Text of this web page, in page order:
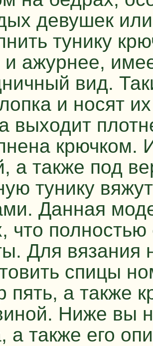
девушек
тунику
и ажурнее,
вид.
и носят
выходит
крючком.
а также под
тунику
Данная
что
Для вязания
спицы
пять, а также
Ниже вы
а также его